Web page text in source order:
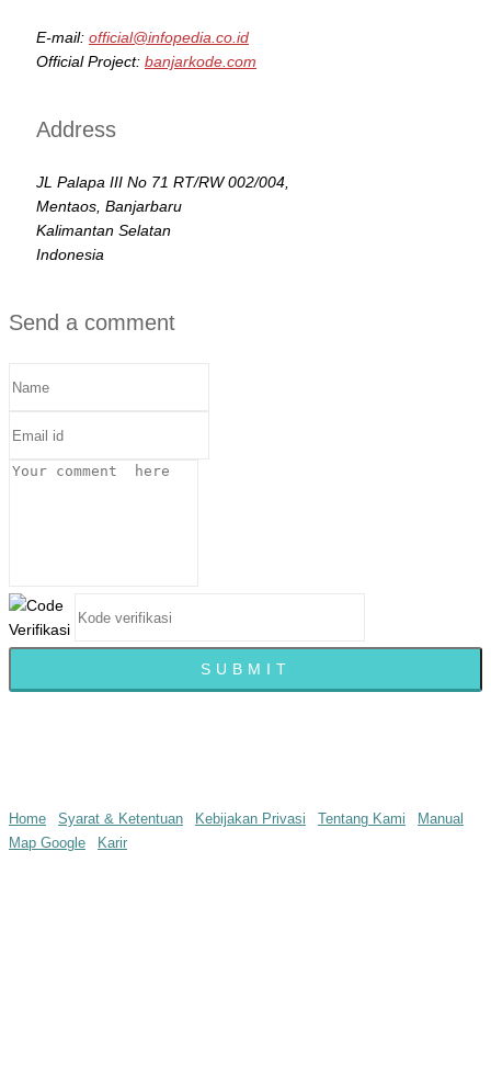
E-mail: official@infopedia.co.id
Official Project: banjarkode.com
Address
JL Palapa III No 71 RT/RW 002/004,
Mentaos, Banjarbaru
Kalimantan Selatan
Indonesia
Send a comment
Home Syarat & Ketentuan Kebijakan Privasi Tentang Kami
Manual
Map Google
Karir